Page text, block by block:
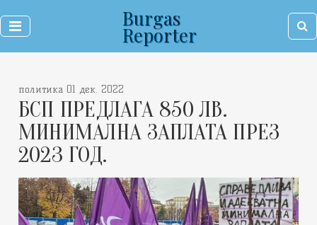
Burgas
Reporter
политика 01 дек. 2022
БСП ПРЕДЛАГА 850 ЛВ.
МИНИМАЛНА ЗАПЛАТА ПРЕЗ
2023 ГОД.